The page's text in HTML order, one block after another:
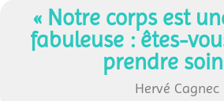
« Notre corps est
fabuleuse : êtes-
prendre soin
Hervé Cagnec